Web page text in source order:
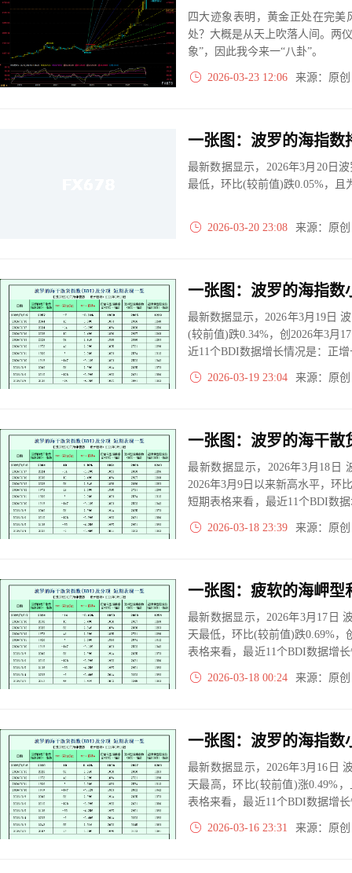
四大迹象表明，黄金正处在完
处？大概是从天上吹落人间。两
象”，因此我今来一“八卦”。
2026-03-23 12:06 来源：原
一张图：波罗的海指数
最新数据显示，2026年3月20日
最低，环比(较前值)跌0.05%，且
2026-03-20 23:08 来源：原
最新数据显示，2026年3月19日
(较前值)跌0.34%，创2026年3月
近11个BDI数据增长情况是：正
2026-03-19 23:04 来源：原
最新数据显示，2026年3月18日
2026年3月9日以来新高水平，环
短期表格来看，最近11个BDI数
增长是0次。
2026-03-18 23:39 来源：原
最新数据显示，2026年3月17日
天最低，环比(较前值)跌0.69%，
表格来看，最近11个BDI数据增
是0次。
2026-03-18 00:24 来源：原
最新数据显示，2026年3月16日
天最高，环比(较前值)涨0.49%
表格来看，最近11个BDI数据增
是0次。
2026-03-16 23:31 来源：原